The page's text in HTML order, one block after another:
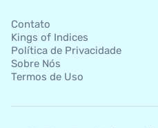
Contato
Kings of Indices
Política de Privacidade
Sobre Nós
Termos de Uso